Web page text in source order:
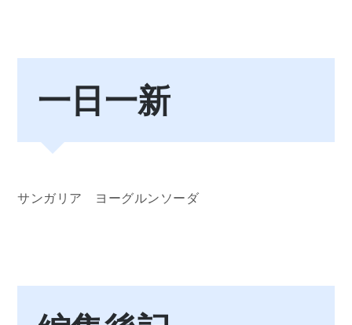
一日一新
サンガリア ヨーグルンソーダ